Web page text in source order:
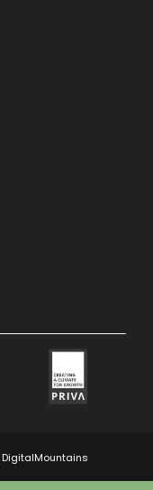
DigitalMountains